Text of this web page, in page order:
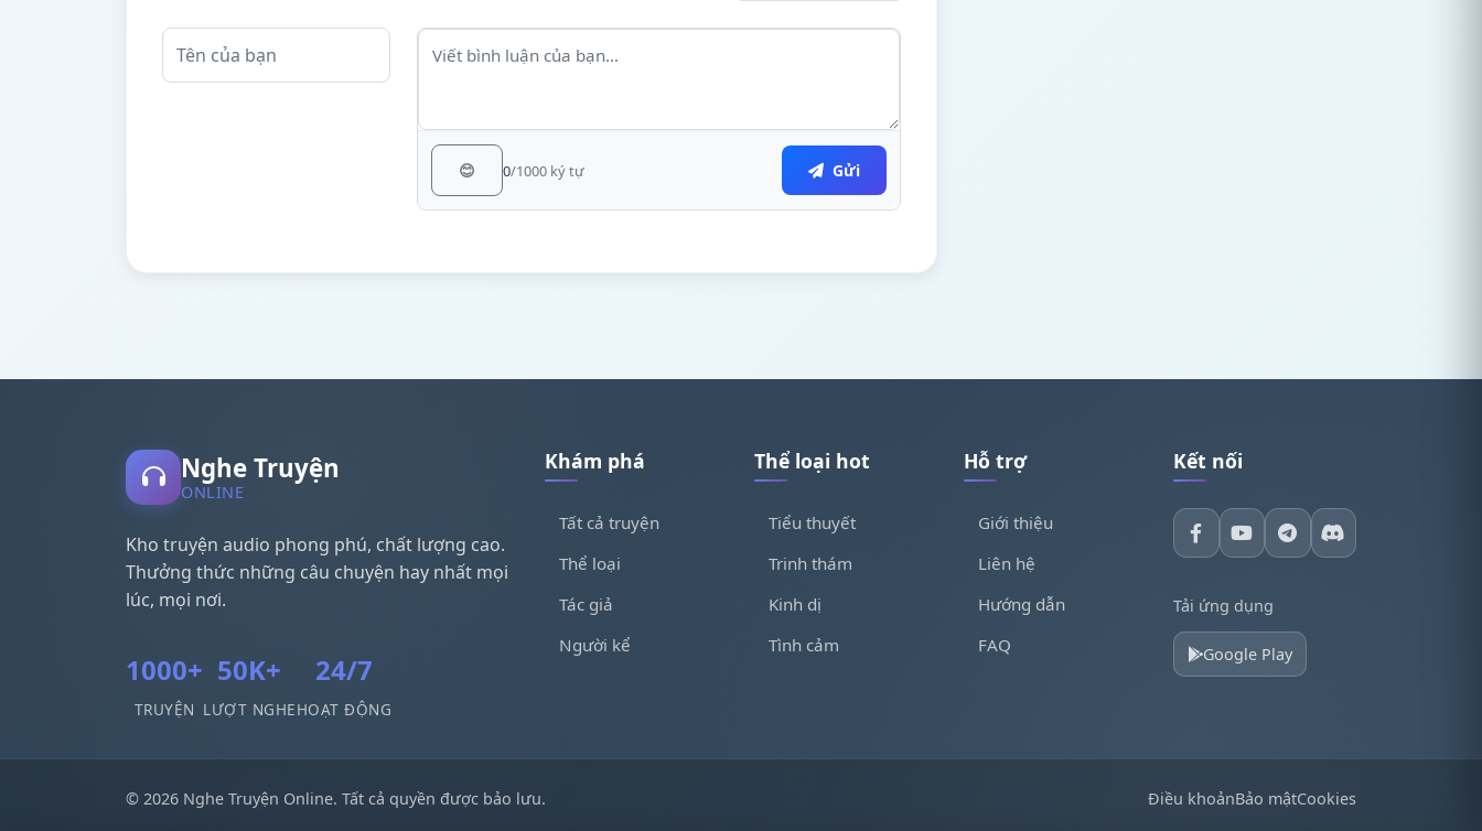
😊 0/1000 ký tự Gửi
Nghe Truyện
ONLINE
Kho truyện audio phong phú, chất lượng cao.
Thưởng thức những câu chuyện hay nhất mọi
lúc, mọi nơi.
1000+
TRUYỆN
50K+
LƯỢT NGHE
24/7
HOẠT ĐỘNG
Khám phá
Tất cả truyện
Thể loại
Tác giả
Người kể
Thể loại hot
Tiểu thuyết
Trinh thám
Kinh dị
Tình cảm
Hỗ trợ
Giới thiệu
Liên hệ
Hướng dẫn
FAQ
Kết nối
Tải ứng dụng
Google Play
© 2026 Nghe Truyện Online. Tất cả quyền được bảo lưu. Điều khoảnBảo mậtCookies